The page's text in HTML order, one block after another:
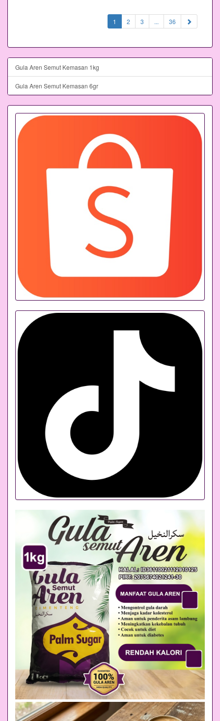
1 (current)
2 3 ... 36
Gula Aren Semut Kemasan 1kg
Gula Aren Semut Kemasan 6gr